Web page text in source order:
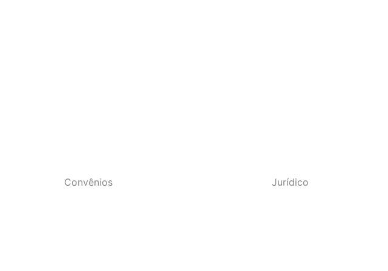
Convênios Jurídico